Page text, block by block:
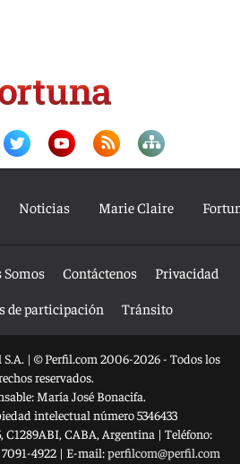
Noticias Marie Claire
Somos Contáctenos
Privacidad
de participación Tránsito
| © Perfil.com 2006-2026 - Todos los
reservados.
María José Bonacifa.
intelectual número 5346433
, C1289ABI, CABA, Argentina | Teléfono:
7091-4922| E-mail:perfilcom@perfil.com